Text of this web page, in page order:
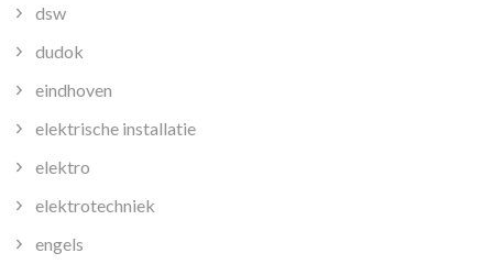
dsw
dudok
eindhoven
elektrische installatie
elektro
elektrotechniek
engels